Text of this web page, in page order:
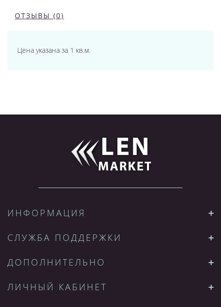
ОТЗЫВЫ (0)
Цена указана за 1 кв.м.
ИНФОРМАЦИЯ
СЛУЖБА ПОДДЕРЖКИ
ДОПОЛНИТЕЛЬНО
ЛИЧНЫЙ КАБИНЕТ